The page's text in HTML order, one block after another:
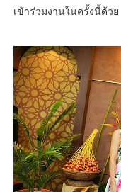
เข้าร่วมงานในครั้งนี้ด้วย